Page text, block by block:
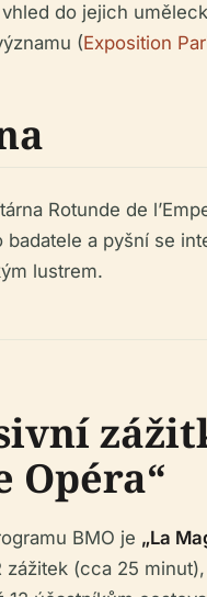
do jejich
(Exposition
Rotunde de
badatele a pyšní se
lustrem.
Opéra“
BMO je „La
zážitek (cca 25